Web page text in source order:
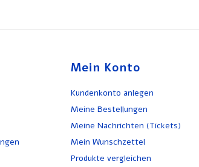
Mein Konto
Kundenkonto anlegen
Meine Bestellungen
Meine Nachrichten (Tickets)
Mein Wunschzettel
Produkte vergleichen